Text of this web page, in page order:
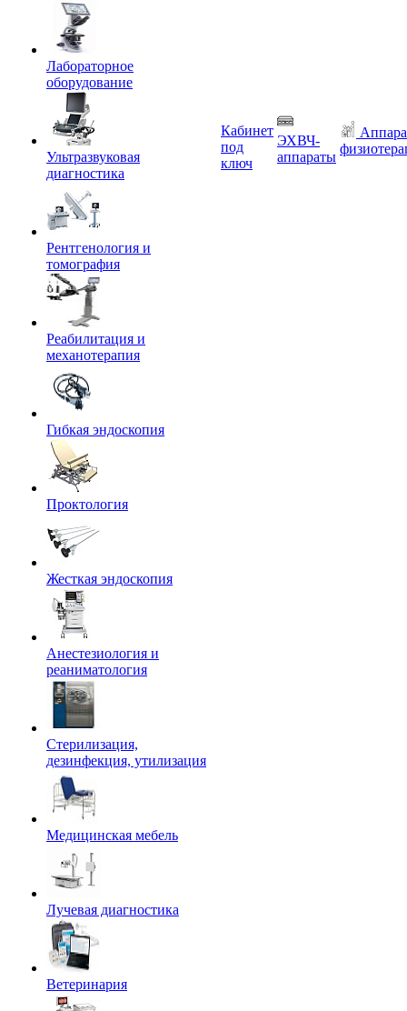
Лабораторное
оборудование
Ультразвуковая
диагностика
Рентгенология и
томография
Реабилитация и
механотерапия
Гибкая эндоскопия
Проктология
Жесткая эндоскопия
Анестезиология и
реаниматология
Стерилизация,
дезинфекция, утилизация
Медицинская мебель
Лучевая диагностика
Ветеринария
Кабинет
под
ключ
ЭХВЧ-
аппараты